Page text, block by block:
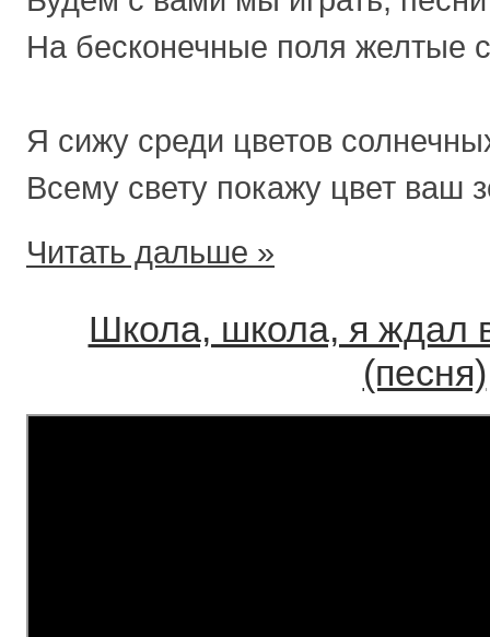
На бесконечные поля желтые
Я сижу среди цветов
Всему свету покажу цвет ваш
Читать дальше »
Школа, школа, я ждал
(песня)